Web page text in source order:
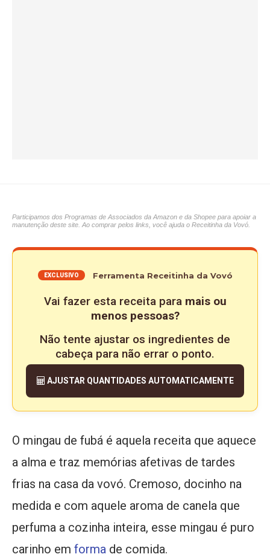
Participamos dos Programas de Associados da Amazon e da Shopee para apoiar a
manutenção deste site. Ao comprar pelos links, você ajuda o Receitinha da Vovó.
EXCLUSIVO Ferramenta Receitinha da Vovó
Vai fazer esta receita para mais ou
menos pessoas?
Não tente ajustar os ingredientes de
cabeça para não errar o ponto.
AJUSTAR QUANTIDADES AUTOMATICAMENTE
O mingau de fubá é aquela receita que aquece
a alma e traz memórias afetivas de tardes
frias na casa da vovó. Cremoso, docinho na
medida e com aquele aroma de canela que
perfuma a cozinha inteira, esse mingau é puro
carinho em forma de comida.